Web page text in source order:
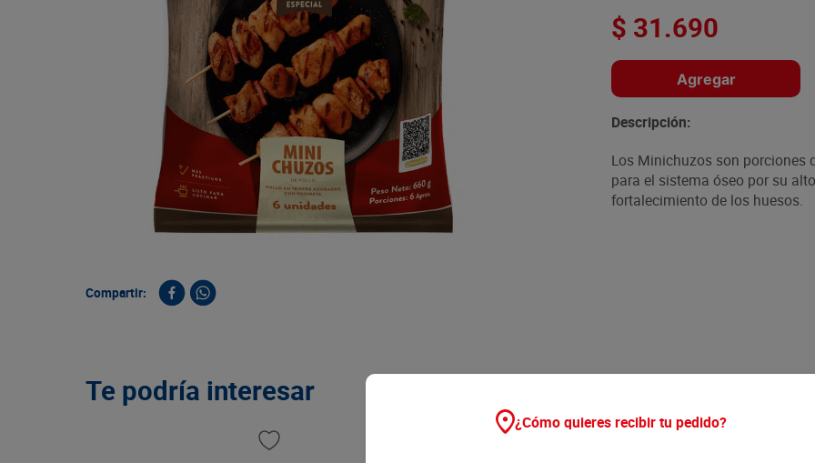
9
queso
10. papa
Compartir:
$ 31.690
Agregar
Descripción:
Los Minichuzos son porciones
para el sistema óseo por su
fortalecimiento de los huesos.
Te podría interesar
¿Cómo quieres recibir tu pedido?